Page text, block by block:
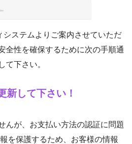
システムよりご案内させていただ
全性を確保するために次の手順通
て下さい。
新して下さい！
んが、お支払い方法の認証に問題
を保護するため、お客様の情報